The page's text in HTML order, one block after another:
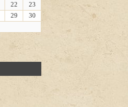
22
23
29
30